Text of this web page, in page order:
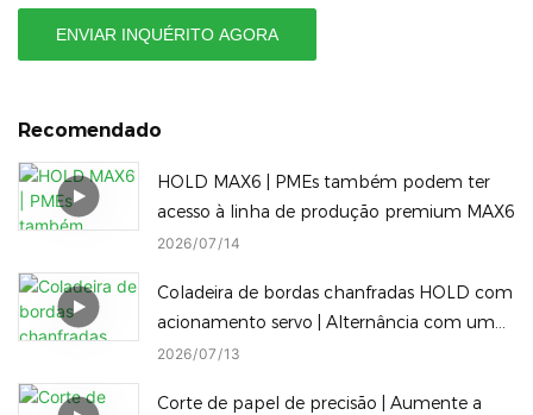
ENVIAR INQUÉRITO AGORA
Recomendado
HOLD MAX6 | PMEs também podem ter
acesso à linha de produção premium MAX6
2026 07 14
Coladeira de bordas chanfradas HOLD com
acionamento servo | Alternância com um
clique entre selagem de borda reta
2026 07 13
Corte de papel de precisão | Aumente a